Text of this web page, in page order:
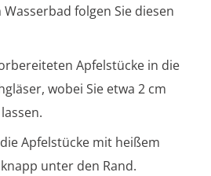
folgen Sie diesen
Apfelstücke in die
wobei Sie etwa 2 cm
Apfelstücke mit heißem
unter den Rand.